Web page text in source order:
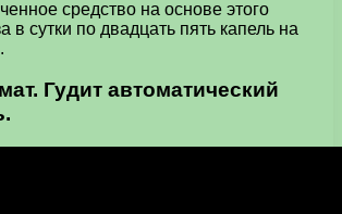
средство на основе этого
в сутки по двадцать пять капель на
Гудит автоматический